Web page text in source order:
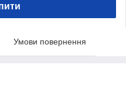
Умови повернення